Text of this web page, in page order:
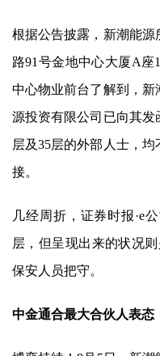
根据公告披露， 新潮能源
路91号金地中心大厦A座
中心物业前台了解到， 新
源投资有限公司已向其发
层及35层的外部人士，
接。
几经周折，证券时报·e
层，但呈现出来的状况
保安人员把守。
中金通合最大合伙人表态